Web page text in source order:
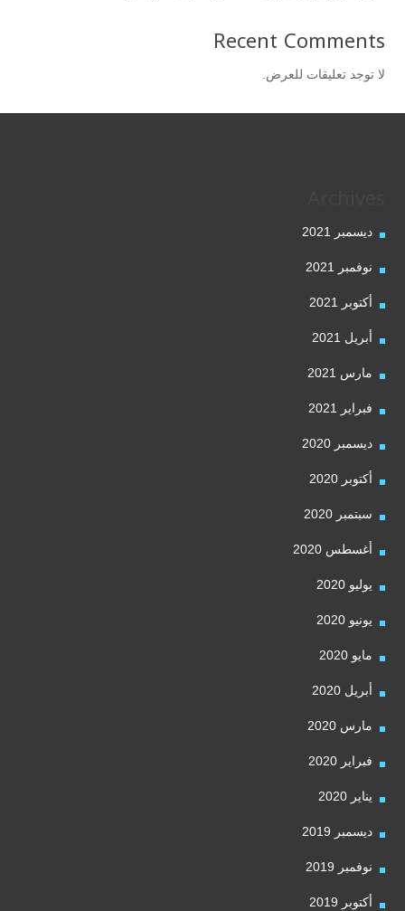
Recent Comments
لا توجد تعليقات للعرض.
ديسمبر 2021
نوفمبر 2021
أكتوبر 2021
أبريل 2021
مارس 2021
فبراير 2021
ديسمبر 2020
أكتوبر 2020
سبتمبر 2020
أغسطس 2020
يوليو 2020
يونيو 2020
مايو 2020
أبريل 2020
مارس 2020
فبراير 2020
يناير 2020
ديسمبر 2019
نوفمبر 2019
أكتوبر 2019